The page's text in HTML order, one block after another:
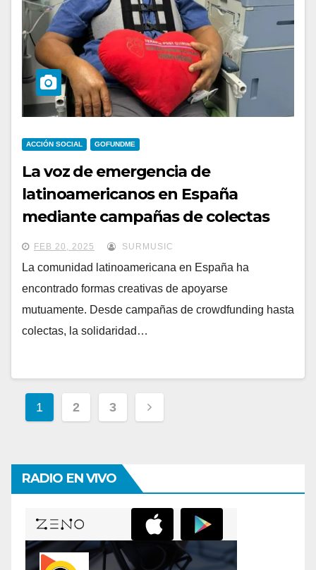
ACCIÓN SOCIAL GOFUNDME
La voz de emergencia de
latinoamericanos en España
mediante campañas de colectas
para ayudas a familiares y amigos
FEB 20, 2025 SURMUSIC
La comunidad latinoamericana en España ha
encontrado formas creativas de apoyarse
mutuamente. Desde campañas de crowdfunding hasta
colectas, la solidaridad…
Paginación
entradas
1 2 3
RADIO EN VIVO